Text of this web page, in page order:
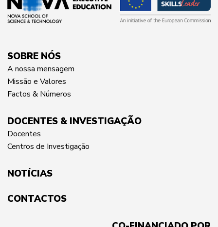
SOBRE NÓS
A nossa mensagem
Missão e Valores
Factos & Números
DOCENTES & INVESTIGAÇÃO
Docentes
Centros de Investigação
NOTÍCIAS
CONTACTOS